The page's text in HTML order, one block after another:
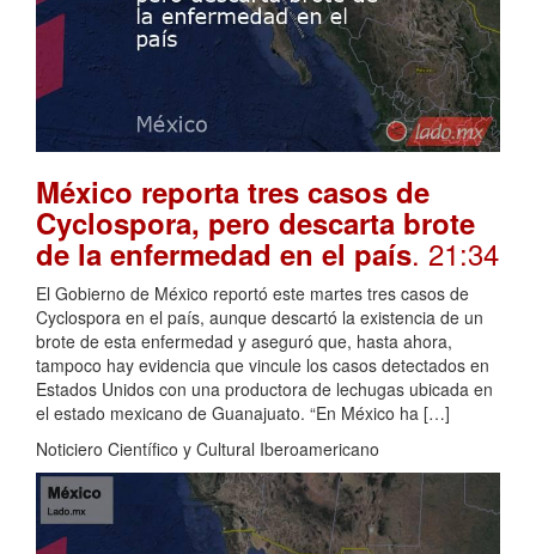
México reporta tres casos de
Cyclospora, pero descarta brote
de la enfermedad en el país. 21:34
El Gobierno de México reportó este martes tres casos de
Cyclospora en el país, aunque descartó la existencia de un
brote de esta enfermedad y aseguró que, hasta ahora,
tampoco hay evidencia que vincule los casos detectados en
Estados Unidos con una productora de lechugas ubicada en
el estado mexicano de Guanajuato. “En México ha […]
Noticiero Científico y Cultural Iberoamericano